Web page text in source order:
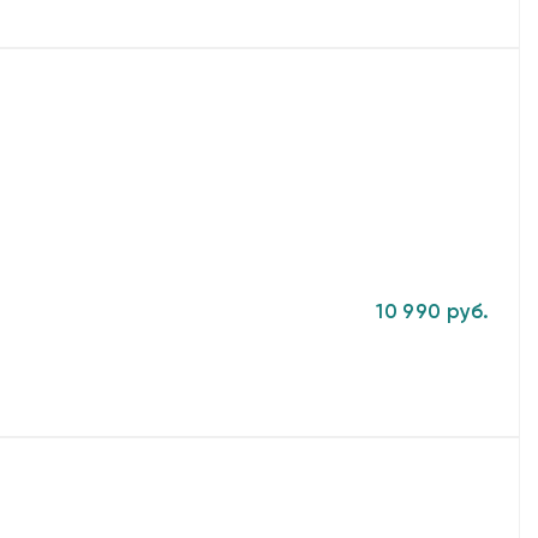
10 990 руб.